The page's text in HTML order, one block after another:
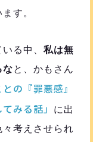
す。
る中、 私は無
なと、かもさん
の『罪悪感』
みる話」
に出
考えさせられ